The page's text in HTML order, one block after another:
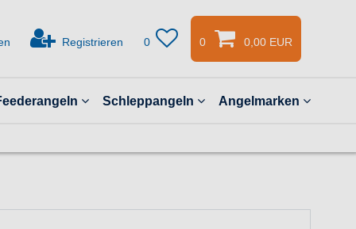
Registrieren 0 0 0,00 EUR
Schleppangeln Angelmarken